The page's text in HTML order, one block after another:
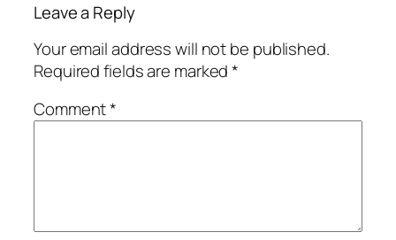
Leave a Reply
Your email address will not be published.
Required fields are marked*
Comment*